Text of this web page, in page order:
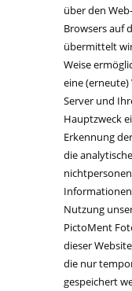
über den
Browsers auf
übermittelt
Weise
eine
Server und
Hauptzweck
Erkennung
die
Nutzung
PictoMent
dieser
die nur
gespeichert